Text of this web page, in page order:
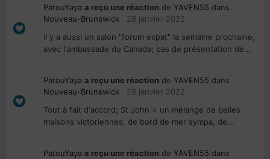
PatouYaya a reçu une réaction de YAVEN55 dans
Nouveau-Brunswick
28 janvier 2022
Il y a aussi un salon "forum expat" la semaine prochaine,
avec l'ambassade du Canada; pas de présentation de...
PatouYaya a reçu une réaction de YAVEN55 dans
Nouveau-Brunswick
28 janvier 2022
Tout à fait d'accord; St John = un mélange de belles
maisons victoriennes, de bord de mer sympa, de...
PatouYaya a reçu une réaction de YAVEN55 dans